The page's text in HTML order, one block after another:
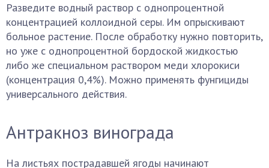
Разведите водный раствор с однопроцентной
концентрацией коллоидной серы. Им опрыскивают
больное растение. После обработку нужно повторить,
но уже с однопроцентной бордоской жидкостью
либо же специальном раствором меди хлорокиси
(концентрация 0,4%). Можно применять фунгициды
универсального действия.
Антракноз винограда
На листьях пострадавшей ягоды начинают